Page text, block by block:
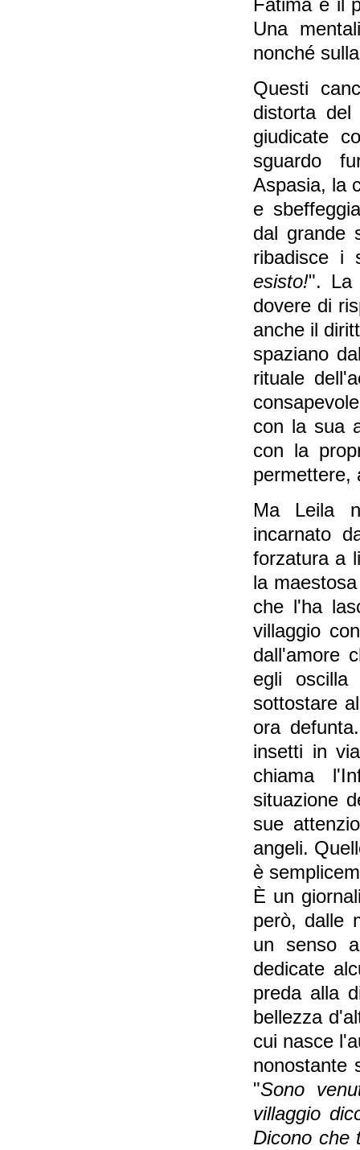
Fatima è il
Una
nonché
Questi
distorta
giudicate
sguardo
Aspasia, la
e
dal grande
ribadisce i
esisto!". La
dovere di
anche il
spaziano
rituale
con la sua
con la
permettere,
Ma Leila
incarnato
forzatura a
la
che l'ha
villaggio
dall'amore
egli
sottostare
ora
insetti in
chiama
situazione
sue
angeli.
è
È un
però, dalle
un senso
dedicate
preda alla
bellezza
cui nasce
nonostante
"Sono
villaggio
Dicono che